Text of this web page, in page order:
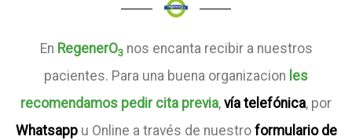
En RegenerO3nos encanta recibir a nuestros
pacientes. Para una buena organizacion les
recomendamos pedir cita previa, vía telefónica, por
Whatsappu Online a través de nuestro formulario de